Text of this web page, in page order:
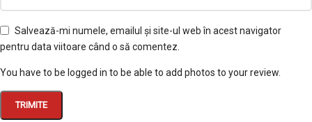
Salvează-mi numele, emailul și site-ul web în acest navigator
pentru data viitoare când o să comentez.
You have to be logged in to be able to add photos to your review.